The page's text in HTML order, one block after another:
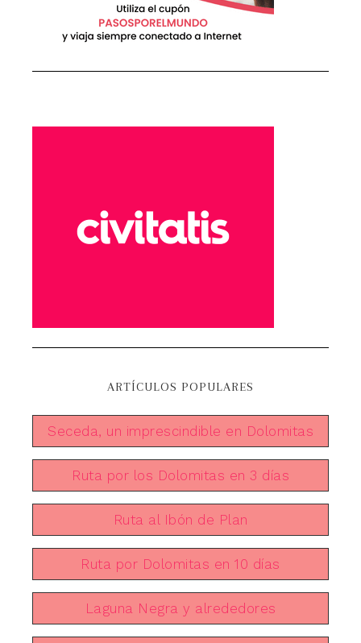
ARTÍCULOS POPULARES
Seceda, un imprescindible en Dolomitas
Ruta por los Dolomitas en 3 días
Ruta al Ibón de Plan
Ruta por Dolomitas en 10 días
Laguna Negra y alrededores